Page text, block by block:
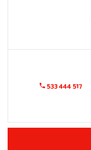
533 444 517